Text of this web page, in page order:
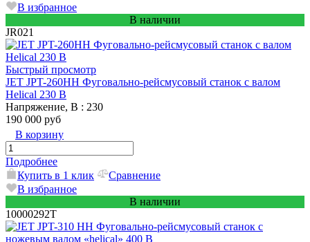
В избранное
В наличии
JR021
Быстрый просмотр
JET JPT-260HH Фуговально-рейсмусовый станок с валом
Helical 230 В
Напряжение, В : 230
190 000 руб
В корзину
Подробнее
Купить в 1 клик
Сравнение
В избранное
В наличии
10000292T